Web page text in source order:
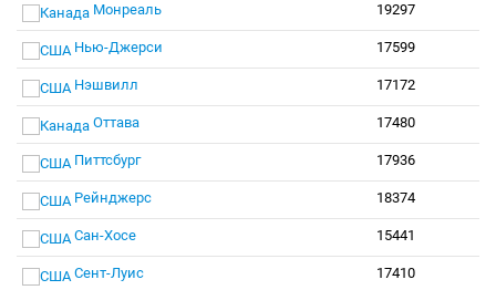
Монреаль 19297
Нью-Джерси 17599
Нэшвилл 17172
Оттава 17480
Питтсбург 17936
Рейнджерс 18374
Сан-Хосе 15441
Сент-Луис 17410